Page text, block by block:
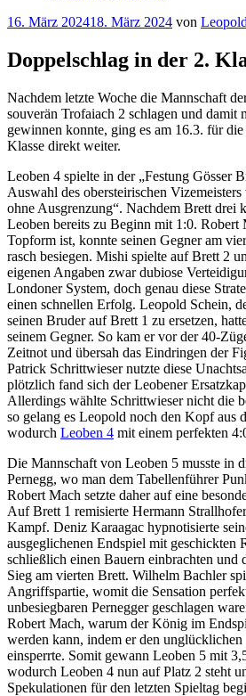
Veröffentlicht
16. März 202418. März 2024 von
Doppelschlag in der 2.
Nachdem letzte Woche die Mannschaft
souverän Trofaiach 2 schlagen und damit
gewinnen konnte, ging es am 16.3. für
Klasse direkt weiter.
Leoben 4 spielte in der „Festung Gösser
Auswahl des obersteirischen
ohne Ausgrenzung“. Nachdem Brett drei
Leoben bereits zu Beginn mit 1:0. Robert
Topform ist, konnte seinen Gegner am
rasch besiegen. Mishi spielte auf Brett 2
eigenen Angaben zwar dubiose
Londoner System, doch genau diese
einen schnellen Erfolg. Leopold Schein,
seinen Bruder auf Brett 1 zu ersetzen,
seinem Gegner. So kam er vor der 40-
Zeitnot und übersah das Eindringen der
Patrick Schrittwieser nutzte diese
plötzlich fand sich der Leobener
Allerdings wählte Schrittwieser nicht die
so gelang es Leopold noch den Kopf aus
wodurch Leoben 4 mit einem perfekten
Die Mannschaft von Leoben 5 musste in
Pernegg, wo man dem Tabellenführer
Robert Mach setzte daher auf eine
Auf Brett 1 remisierte Hermann
Kampf. Deniz Karaagac hypnotisierte
ausgeglichenen Endspiel mit geschickten
schließlich einen Bauern einbrachten und
Sieg am vierten Brett. Wilhelm Bachler
Angriffspartie, womit die Sensation
unbesiegbaren Pernegger geschlagen
Robert Mach, warum der König im
werden kann, indem er den unglücklichen
einsperrte. Somit gewann Leoben 5 mit
wodurch Leoben 4 nun auf Platz 2 steht
Spekulationen für den letzten Spieltag